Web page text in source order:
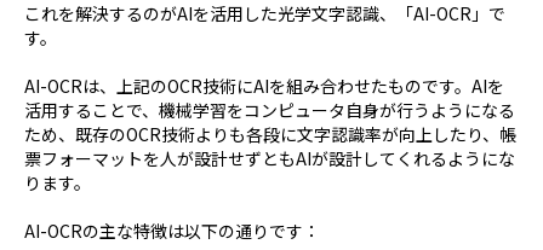
これを解決するのがAIを活用した光学文字認識、「AI-OCR」で
す。
AI-OCRは、上記のOCR技術にAIを組み合わせたものです。AIを
活用することで、機械学習をコンピュータ自身が行うようになる
ため、既存のOCR技術よりも各段に文字認識率が向上したり、帳
票フォーマットを人が設計せずともAIが設計してくれるようにな
ります。
AI-OCRの主な特徴は以下の通りです：